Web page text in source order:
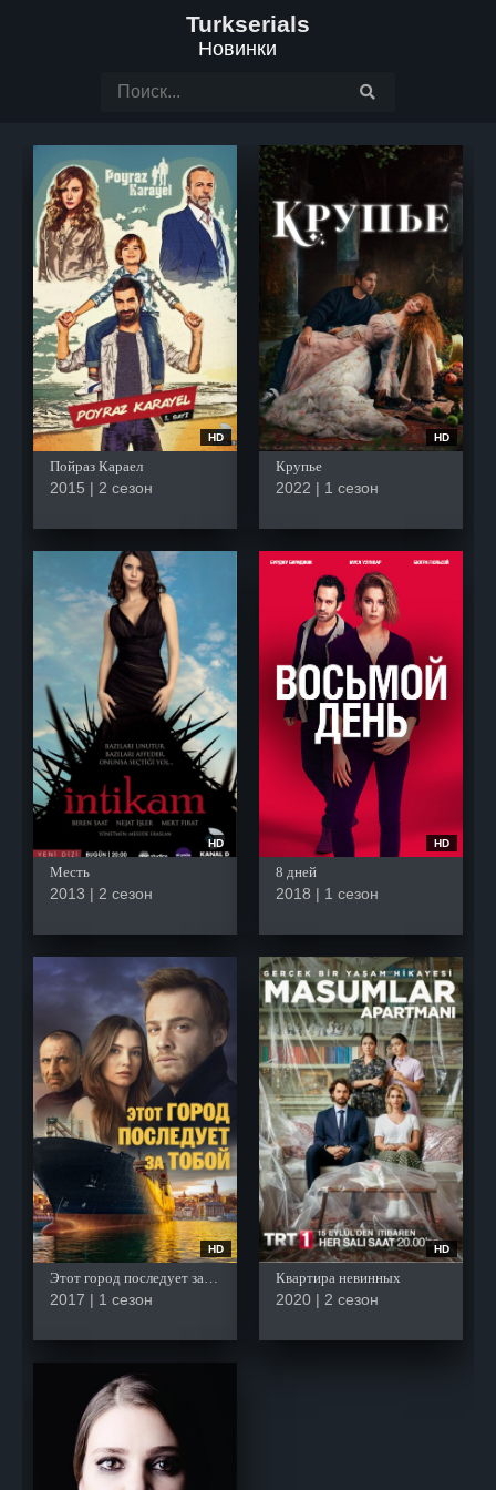
Turkserials
Новинки
HD
Пойраз Караел
2015 | 2 сезон
HD
Крупье
2022 | 1 сезон
HD
Месть
2013 | 2 сезон
HD
8 дней
2018 | 1 сезон
HD
Этот город последует за тобой
2017 | 1 сезон
HD
Квартира невинных
2020 | 2 сезон